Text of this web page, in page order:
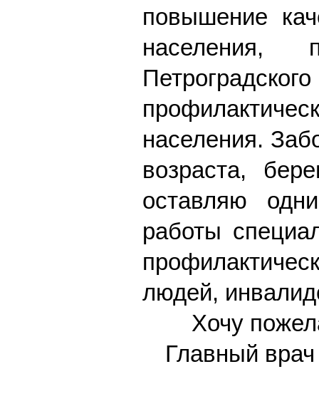
повышение
населения,
населения.
возраста,
оставляю
работы
людей,
Хочу
Главный